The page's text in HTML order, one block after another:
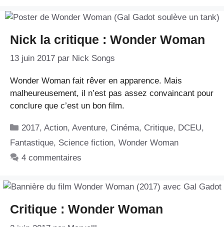
Nick la critique : Wonder Woman
13 juin 2017 par Nick Songs
Wonder Woman fait rêver en apparence. Mais
malheureusement, il n’est pas assez convaincant pour
conclure que c’est un bon film.
Catégories
2017,Action,Aventure, Cinéma, Critique, DCEU,
Fantastique, Science fiction, Wonder Woman
4 commentaires
Critique : Wonder Woman